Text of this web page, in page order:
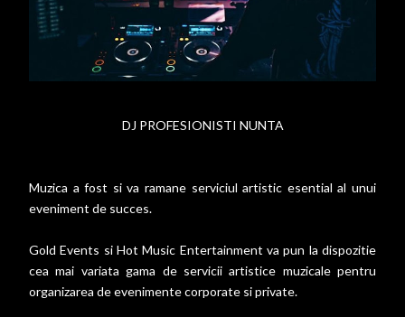
DJ PROFESIONISTI NUNTA
Muzica a fost si va ramane serviciul artistic esential al unui
eveniment de succes.
Gold Events si Hot Music Entertainment va pun la dispozitie
cea mai variata gama de servicii artistice muzicale pentru
organizarea de evenimente corporate si private.